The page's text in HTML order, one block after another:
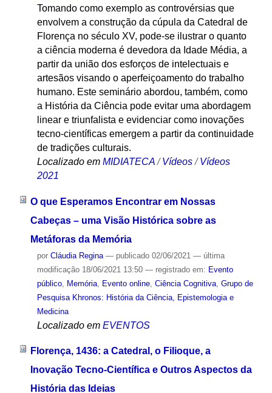
Tomando como exemplo as controvérsias que
envolvem a construção da cúpula da Catedral de
Florença no século XV, pode-se ilustrar o quanto
a ciência moderna é devedora da Idade Média, a
partir da união dos esforços de intelectuais e
artesãos visando o aperfeiçoamento do trabalho
humano. Este seminário abordou, também, como
a História da Ciência pode evitar uma abordagem
linear e triunfalista e evidenciar como inovações
tecno-científicas emergem a partir da continuidade
de tradições culturais.
Localizado em MIDIATECA /Vídeos /Vídeos
2021
O que Esperamos Encontrar em Nossas
Cabeças – uma Visão Histórica sobre as
Metáforas da Memória
por Cláudia Regina — publicado02/06/2021 — última
modificação18/06/2021 13:50 — registrado em: Evento
público, Memória, Evento online, Ciência Cognitiva, Grupo de
Pesquisa Khronos: História da Ciência, Epistemologia e
Medicina
Localizado em EVENTOS
Florença, 1436: a Catedral, o Filioque, a
Inovação Tecno-Científica e Outros Aspectos da
História das Ideias